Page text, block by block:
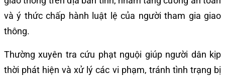
và ý thức chấp hành luật lệ của người tham gia giao
thông.
Thường xuyên tra cứu phạt nguội giúp người dân kịp
thời phát hiện và xử lý các vi phạm, tránh tình trạng bị